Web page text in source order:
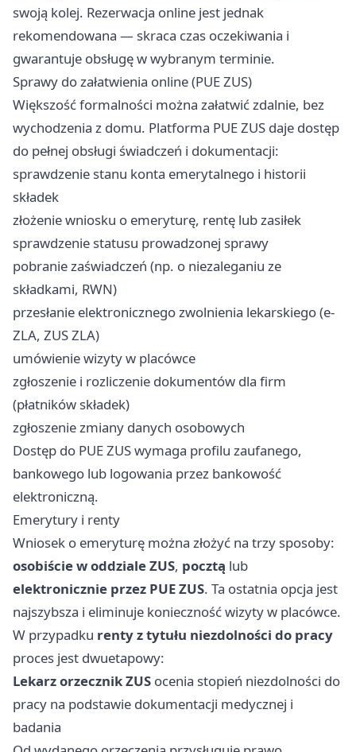
swoją kolej. Rezerwacja online jest jednak
rekomendowana — skraca czas oczekiwania i
gwarantuje obsługę w wybranym terminie.
Sprawy do załatwienia online (PUE ZUS)
Większość formalności można załatwić zdalnie, bez
wychodzenia z domu. Platforma PUE ZUS daje dostęp
do pełnej obsługi świadczeń i dokumentacji:
sprawdzenie stanu konta emerytalnego i historii
składek
złożenie wniosku o emeryturę, rentę lub zasiłek
sprawdzenie statusu prowadzonej sprawy
pobranie zaświadczeń (np. o niezaleganiu ze
składkami, RWN)
przesłanie elektronicznego zwolnienia lekarskiego (e-
ZLA, ZUS ZLA)
umówienie wizyty w placówce
zgłoszenie i rozliczenie dokumentów dla firm
(płatników składek)
zgłoszenie zmiany danych osobowych
Dostęp do PUE ZUS wymaga profilu zaufanego,
bankowego lub logowania przez bankowość
elektroniczną.
Emerytury i renty
Wniosek o emeryturę można złożyć na trzy sposoby:
osobiście w oddziale ZUS, pocztą lub
elektronicznie przez PUE ZUS. Ta ostatnia opcja jest
najszybsza i eliminuje konieczność wizyty w placówce.
W przypadku renty z tytułu niezdolności do pracy
proces jest dwuetapowy:
Lekarz orzecznik ZUS ocenia stopień niezdolności do
pracy na podstawie dokumentacji medycznej i
badania